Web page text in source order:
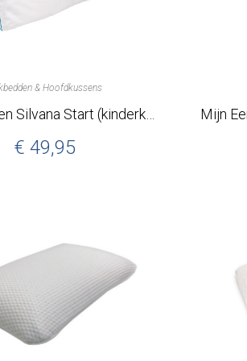
& Hoofdkussens
€ 49,95